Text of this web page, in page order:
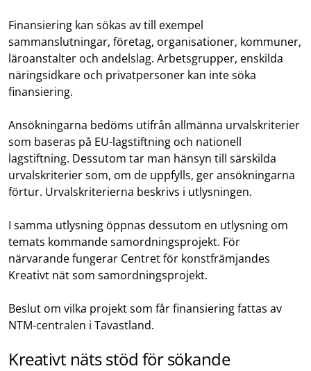
Finansiering kan sökas av till exempel
sammanslutningar, företag, organisationer, kommuner,
läroanstalter och andelslag. Arbetsgrupper, enskilda
näringsidkare och privatpersoner kan inte söka
finansiering.
Ansökningarna bedöms utifrån allmänna urvalskriterier
som baseras på EU-lagstiftning och nationell
lagstiftning. Dessutom tar man hänsyn till särskilda
urvalskriterier som, om de uppfylls, ger ansökningarna
förtur. Urvalskriterierna beskrivs i utlysningen.
I samma utlysning öppnas dessutom en utlysning om
temats kommande samordningsprojekt. För
närvarande fungerar Centret för konstfrämjandes
Kreativt nät som samordningsprojekt.
Beslut om vilka projekt som får finansiering fattas av
NTM-centralen i Tavastland.
Kreativt näts stöd för sökande